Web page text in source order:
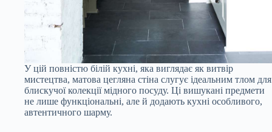
У цій повністю білій кухні, яка виглядає як витвір
мистецтва, матова цегляна стіна слугує ідеальним тлом для
блискучої колекції мідного посуду. Ці вишукані предмети
не лише функціональні, але й додають кухні особливого,
автентичного шарму.